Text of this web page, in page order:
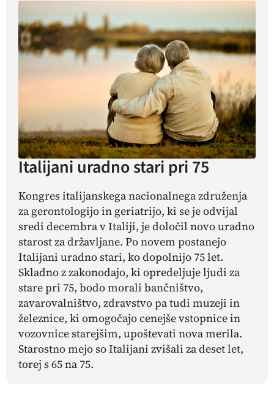
Italijani uradno stari pri 75
Kongres italijanskega nacionalnega združenja
za gerontologijo in geriatrijo, ki se je odvijal
sredi decembra v Italiji, je določil novo uradno
starost za državljane. Po novem postanejo
Italijani uradno stari, ko dopolnijo 75 let.
Skladno z zakonodajo, ki opredeljuje ljudi za
stare pri 75, bodo morali bančništvo,
zavarovalništvo, zdravstvo pa tudi muzeji in
železnice, ki omogočajo cenejše vstopnice in
vozovnice starejšim, upoštevati nova merila.
Starostno mejo so Italijani zvišali za deset let,
torej s 65 na 75.